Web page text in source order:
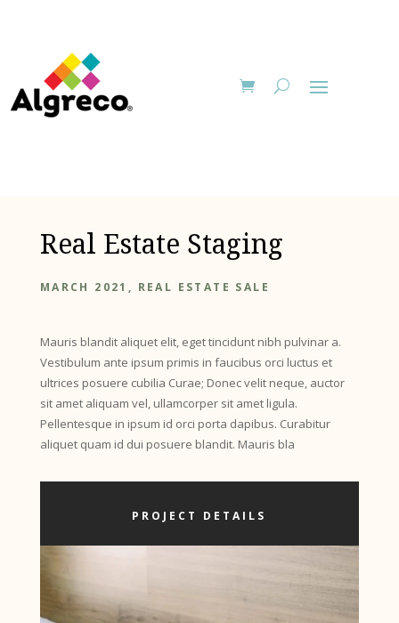
Real Estate Staging
MARCH 2021, REAL ESTATE SALE
Mauris blandit aliquet elit, eget tincidunt nibh pulvinar a.
Vestibulum ante ipsum primis in faucibus orci luctus et
ultrices posuere cubilia Curae; Donec velit neque, auctor
sit amet aliquam vel, ullamcorper sit amet ligula.
Pellentesque in ipsum id orci porta dapibus. Curabitur
aliquet quam id dui posuere blandit. Mauris bla
PROJECT DETAILS